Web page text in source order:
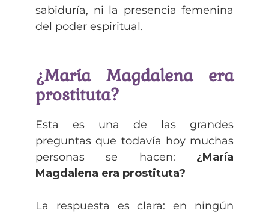
sabiduría, ni la presencia femenina
del poder espiritual.
¿María Magdalena era
prostituta?
Esta es una de las grandes
preguntas que todavía hoy muchas
personas se hacen: ¿María
Magdalena era prostituta?
La respuesta es clara: en ningún